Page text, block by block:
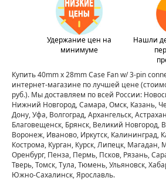
Удержание цен на
минимуме
Нашли
Купить 40mm x 28mm Case Fan w/ 3-pin
интернет-магазине по лучшей цене
руб.). Мы доставляем по всей России:
Нижний Новгород, Самара, Омск, Казань,
Дону, Уфа, Волгоград, Архангельск,
Благовещенск, Брянск, Великий Новгород,
Воронеж, Иваново, Иркутск, Калининград,
Кострома, Курган, Курск, Липецк, Магадан,
Оренбург, Пенза, Пермь, Псков, Рязань,
Тверь, Томск, Тула, Тюмень, Ульяновск,
Южно-Сахалинск, Ярославль.